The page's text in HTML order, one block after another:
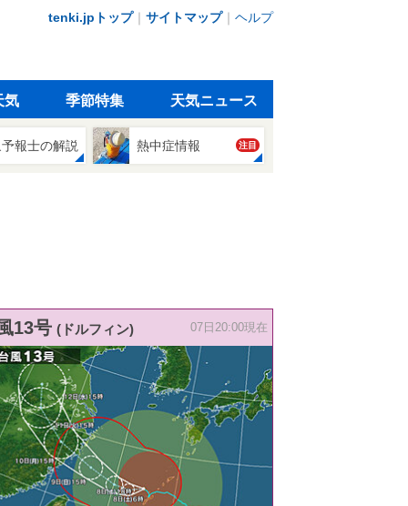
tenki.jpトップ｜ サイトマップ｜ ヘルプ
気 季節特集 天気ニュース
報士の解説 熱中症情報 注目
13号 (ドルフィン) 07日20:00現在